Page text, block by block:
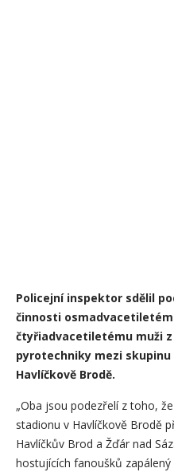
Policejní inspektor sdělil
činnosti
čtyřiadvacetiletému muži
pyrotechniky mezi
Havlíčkově Brodě.
„Oba jsou podezřelí z toho,
stadionu v Havlíčkově Brodě
Havlíčkův Brod a Žďár nad
hostujících fanoušků